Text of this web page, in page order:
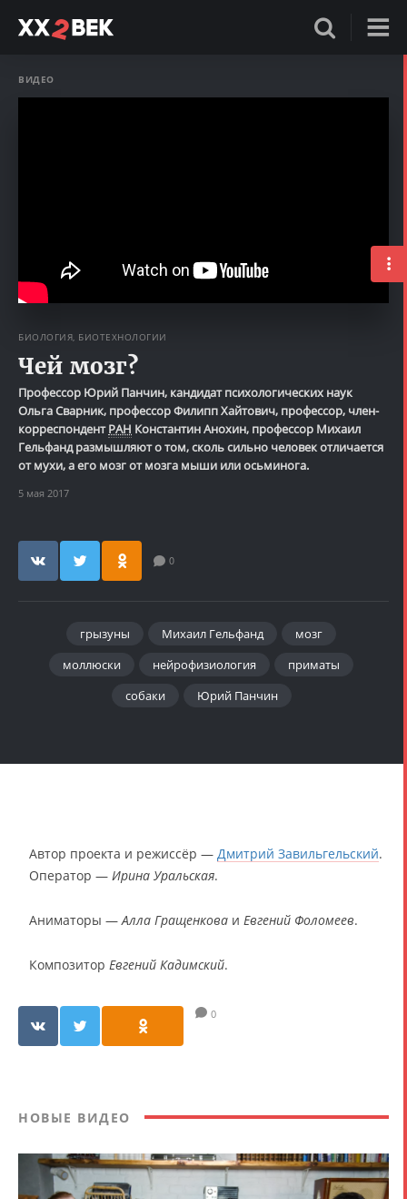
ВИДЕО
БИОЛОГИЯ, БИОТЕХНОЛОГИИ
Чей мозг?
Профессор Юрий Панчин, кандидат психологических наук
Ольга Сварник, профессор Филипп Хайтович, профессор, член-
корреспондентРАН Константин Анохин, профессор Михаил
Гельфанд размышляют о том, сколь сильно человек отличается
от мухи, а его мозг от мозга мыши или осьминога.
5 мая 2017
0
грызуны Михаил Гельфанд
мозг
моллюски
нейрофизиология
приматы
собаки
Юрий Панчин
Автор проекта и режиссёр — Дмитрий Завильгельский.
Оператор — Ирина Уральская.
Аниматоры —Алла Гращенкова и Евгений Фоломеев.
Композитор Евгений Кадимский.
0
НОВЫЕ ВИДЕО